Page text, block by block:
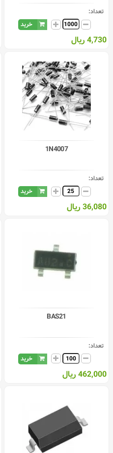
تعداد:
خرید
4,730 ریال
1N4007
تعداد:
خرید
36,080 ریال
BAS21
تعداد:
خرید
462,000 ریال